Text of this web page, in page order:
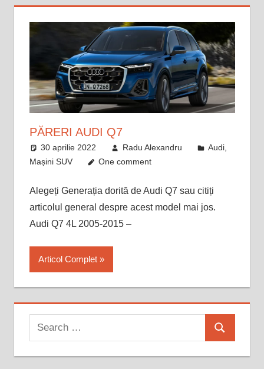
PĂRERI AUDI Q7
30 aprilie 2022 Radu Alexandru Audi
Mașini SUV
One comment
Alegeți Generația dorită de Audi Q7 sau citiți
articolul general despre acest model mai jos.
Audi Q7 4L 2005-2015 –
Articol Complet
Search
for:
Search